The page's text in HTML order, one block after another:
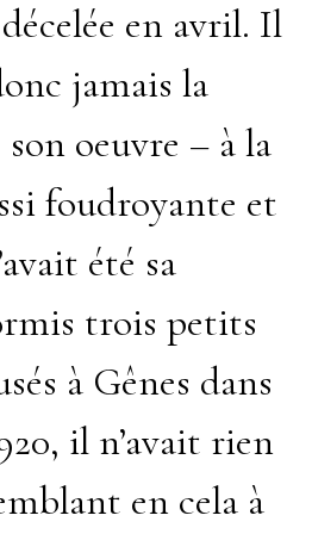
en avril. Il
jamais la
oeuvre – à la
foudroyante et
été sa
trois petits
à Gênes dans
il n’avait rien
en cela à